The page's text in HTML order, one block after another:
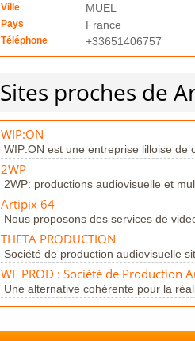
Ville MUEL
Pays France
Téléphone +33651406757
Sites proches de
WIP:ON
WIP:ON est une entreprise lilloise de
2WP
2WP: productions audiovisuelle et
Artipix 64
Nous proposons des services de
THETA PRODUCTION
Société de production audiovisuelle
WF PROD : Société de Production
Une alternative cohérente pour la